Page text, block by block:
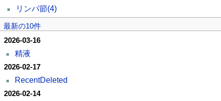
リンパ節(4)
最新の10件
2026-03-16
精液
2026-02-17
RecentDeleted
2026-02-14